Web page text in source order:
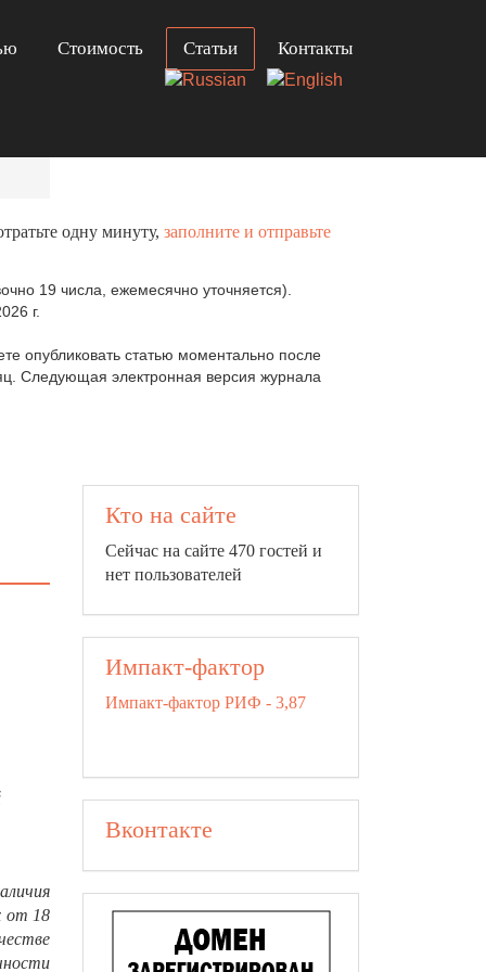
Стоимость Статьи Контакты
одну минуту, заполните и отправьте
19 числа, ежемесячно уточняется).
г.
статью моментально после
Следующая электронная версия журнала
от 18
Кто на сайте
Сейчас на сайте 470 гостей и
нет пользователей
Импакт-фактор
Импакт-фактор РИФ - 3,87
Вконтакте